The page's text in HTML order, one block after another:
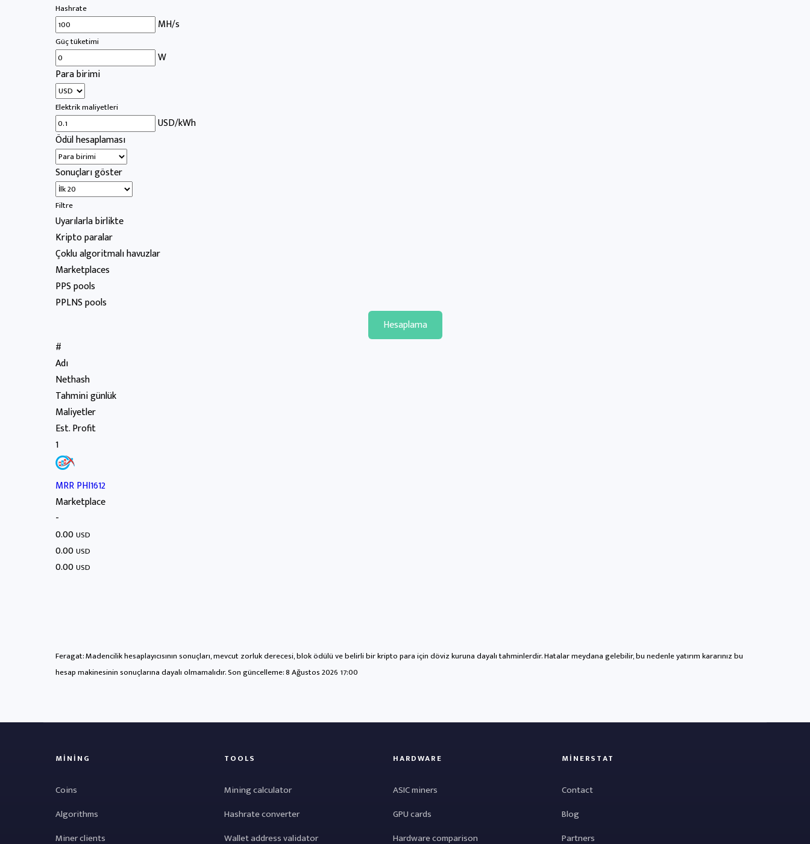
Hashrate
MH/s
Güç tüketimi
W
Para birimi
Elektrik maliyetleri
USD/kWh
Ödül hesaplaması
Sonuçları göster
Filtre
Uyarılarla birlikte
Kripto paralar
Çoklu algoritmalı havuzlar
Marketplaces
PPS pools
PPLNS pools
#
Adı
Nethash
Tahmini günlük
Maliyetler
Est. Profit
1
MRR PHI1612
Marketplace
-
0.00USD
0.00USD
0.00USD
Feragat: Madencilik hesaplayıcısının sonuçları, mevcut zorluk derecesi, blok ödülü ve belirli bir kripto para için döviz kuruna dayalı tahminlerdir. Hatalar meydana gelebilir, bu nedenle yatırım kararınız bu
hesap makinesinin sonuçlarına dayalı olmamalıdır. Son güncelleme:8 Ağustos 2026 17:00
MINING
Coins
Algorithms
Miner clients
TOOLS
Mining calculator
Hashrate converter
Wallet address validator
HARDWARE
ASIC miners
GPU cards
Hardware comparison
MINERSTAT
Contact
Blog
Partners